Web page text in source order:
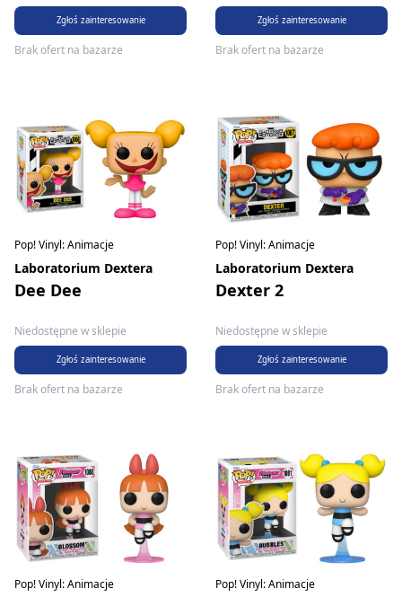
Zgłoś zainteresowanie
Brak ofert na bazarze
Zgłoś zainteresowanie
Brak ofert na bazarze
Pop! Vinyl: Animacje
Laboratorium Dextera
Dee Dee
Niedostępne w sklepie
Zgłoś zainteresowanie
Brak ofert na bazarze
Pop! Vinyl: Animacje
Laboratorium Dextera
Dexter 2
Niedostępne w sklepie
Zgłoś zainteresowanie
Brak ofert na bazarze
Pop! Vinyl: Animacje Pop! Vinyl: Animacje